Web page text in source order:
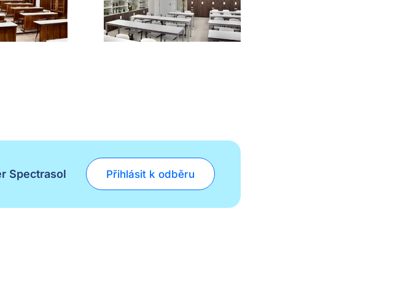
Spectrasol Přihlásit k odběru